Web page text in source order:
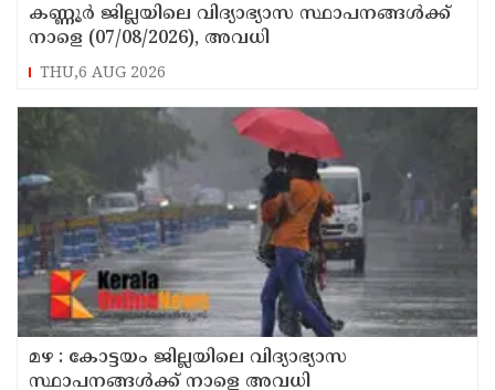
കണ്ണൂർ ജില്ലയിലെ വിദ്യാഭ്യാസ സ്ഥാപനങ്ങള്‍ക്ക്
നാളെ (07/08/2026), അവധി
THU,6 AUG 2026
മഴ : കോട്ടയം ജില്ലയിലെ വിദ്യാഭ്യാസ
സ്ഥാപനങ്ങൾക്ക് നാളെ അവധി